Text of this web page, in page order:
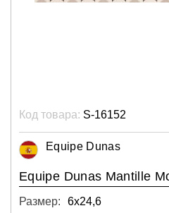
Код товара: S-16152
Equipe Dunas
Equipe Dunas Mantille
Размер:
6х24,6